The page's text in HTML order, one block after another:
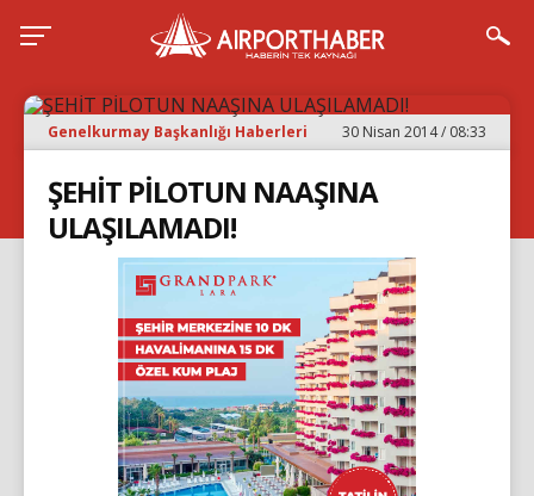
Genelkurmay Başkanlığı Haberleri 30 Nisan 2014 / 08:33
ŞEHİT PİLOTUN NAAŞINA
ULAŞILAMADI!